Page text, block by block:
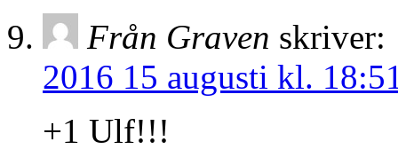
Från Graven skriver:
2016 15 augusti kl.
+1 Ulf!!!